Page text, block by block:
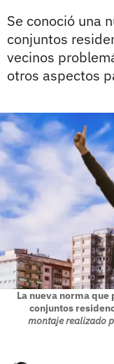
Se conoció una
conjuntos
vecinos
otros aspectos
La nueva norma
conjuntos
montaje realizado